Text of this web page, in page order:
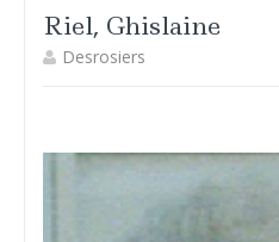
Riel, Ghislaine
Desrosiers